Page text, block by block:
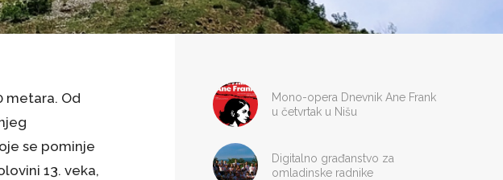
metara. Od
se pominje
13. veka,
Mono-opera Dnevnik Ane Frank
u četvrtak u Nišu
Digitalno građanstvo za
omladinske radnike